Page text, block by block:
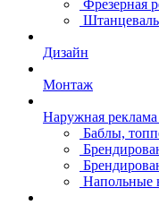
Фрезерная
Дизайн
Монтаж
Наружная реклама
Баблы,
Напольные